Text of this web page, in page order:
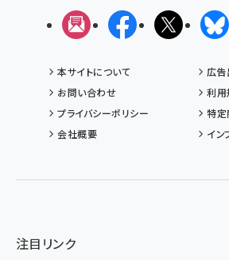
メルマガFacebookX(エック
本サイトについて
広告
お問い合わせ
利
プライバシーポリシー
特定
会社概要
イン
注目リンク